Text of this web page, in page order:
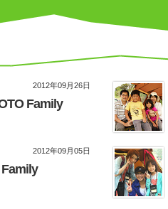
2012年09月26日
Family
2012年09月05日